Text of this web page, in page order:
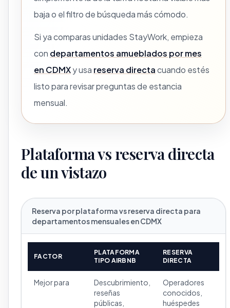
baja o el filtro de búsqueda más cómodo.
Si ya comparas unidades StayWork, empieza
con departamentos amueblados por mes
en CDMXy usa reserva directacuando estés
listo para revisar preguntas de estancia
mensual.
Plataforma vs reserva directa
de un vistazo
Reserva por plataforma vs reserva directa para
departamentos mensuales en CDMX
FACTOR
PLATAFORMA
TIPO AIRBNB
RESERVA
DIRECTA
Mejor para
Descubrimiento,
reseñas
públicas,
Operadores
conocidos,
huéspedes